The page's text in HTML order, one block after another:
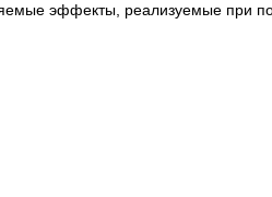
эффекты, реализуемые при